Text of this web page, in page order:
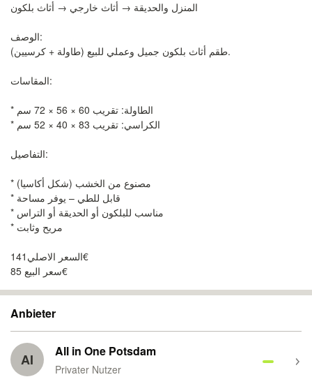
المنزل والحديقة → أثاث خارجي → أثاث بلكون
الوصف:
طقم أثاث بلكون جميل وعملي للبيع (طاولة + كرسيين).
المقاسات:
* الطاولة: تقريب 60 × 56 × 72 سم
* الكراسي: تقريب 83 × 40 × 52 سم
التفاصيل:
* مصنوع من الخشب (شكل أكاسيا)
* قابل للطي – يوفر مساحة
* مناسب للبلكون أو الحديقة أو التراس
* مريح وثابت
السعر الاصلي141€
سعر البيع 85€
Anbieter
AI All in One Potsdam
Privater Nutzer